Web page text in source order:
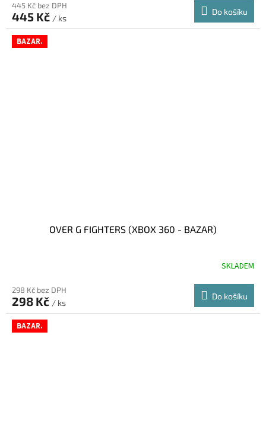
445 Kč bez DPH
445 Kč / ks
Do košíku
BAZAR.
OVER G FIGHTERS (XBOX 360 - BAZAR)
SKLADEM
298 Kč bez DPH
298 Kč / ks
Do košíku
BAZAR.